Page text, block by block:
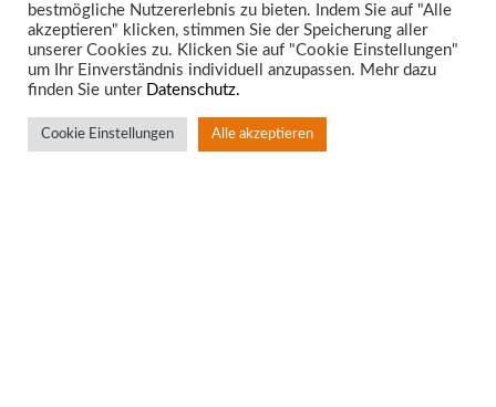
Unsere Rechtsgebiete
bestmögliche Nutzererlebnis zu bieten. Indem Sie auf "Alle
akzeptieren" klicken, stimmen Sie der Speicherung aller
unserer Cookies zu. Klicken Sie auf "Cookie Einstellungen"
um Ihr Einverständnis individuell anzupassen. Mehr dazu
finden Sie unter Datenschutz.
Cookie Einstellungen Alle akzeptieren